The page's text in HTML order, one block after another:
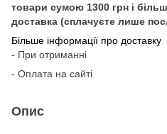
товари сумою 1300 грн і
доставка (сплачуєте лише
Більше інформації про доставку
- При отриманні
- Оплата на сайті
Опис